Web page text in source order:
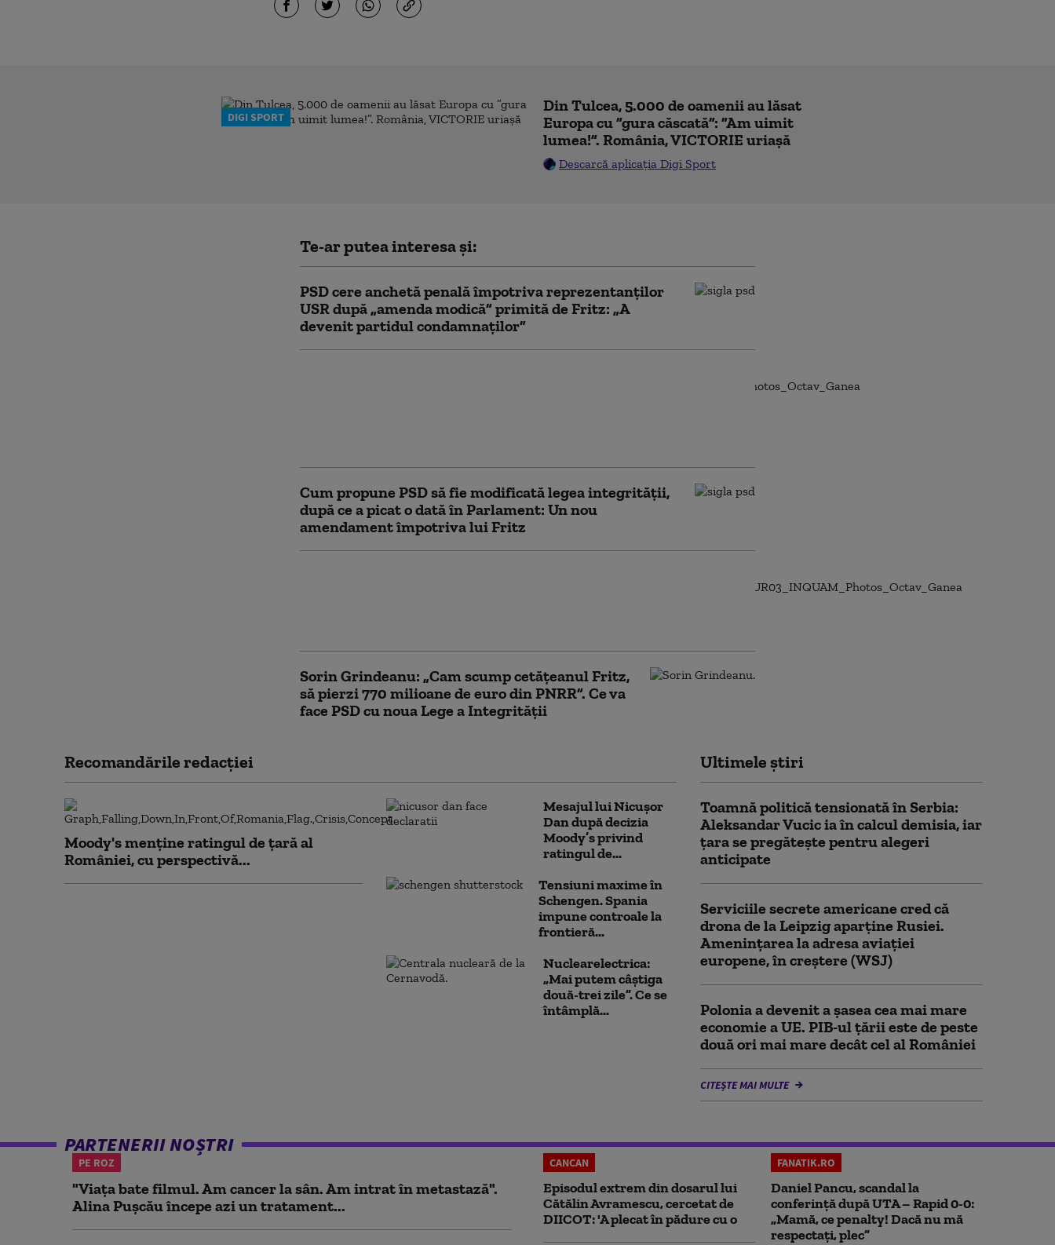
DIGI SPORT
Din Tulcea, 5.000 de oamenii au lăsat
Europa cu ”gura căscată”: ”Am uimit
lumea!”. România, VICTORIE uriașă
Descarcă aplicația Digi Sport
Te-ar putea interesa și:
PSD cere anchetă penală împotriva reprezentanților
USR după „amenda modică” primită de Fritz: „A
devenit partidul condamnaților”
Cum propune PSD să fie modificată legea integrității,
după ce a picat o dată în Parlament: Un nou
amendament împotriva lui Fritz
Sorin Grindeanu: „Cam scump cetățeanul Fritz,
să pierzi 770 milioane de euro din PNRR”. Ce va
face PSD cu noua Lege a Integrității
Recomandările redacţiei
Moody's menține ratingul de țară al
României, cu perspectivă...
Mesajul lui Nicușor
Dan după decizia
Moody’s privind
ratingul de...
Tensiuni maxime în
Schengen. Spania
impune controale la
frontieră...
Nuclearelectrica:
„Mai putem câștiga
două-trei zile”. Ce se
întâmplă...
Ultimele știri
Toamnă politică tensionată în Serbia:
Aleksandar Vucic ia în calcul demisia, iar
țara se pregătește pentru alegeri
anticipate
Serviciile secrete americane cred că
drona de la Leipzig aparține Rusiei.
Amenințarea la adresa aviației
europene, în creștere (WSJ)
Polonia a devenit a șasea cea mai mare
economie a UE. PIB-ul țării este de peste
două ori mai mare decât cel al României
CITEȘTE MAI MULTE
PARTENERII NOȘTRI
PE ROZ
"Viața bate filmul. Am cancer la sân. Am intrat în metastază".
Alina Pușcău începe azi un tratament...
CANCAN
Episodul extrem din dosarul lui
Cătălin Avramescu, cercetat de
DIICOT: 'A plecat în pădure cu o
FANATIK.RO
Daniel Pancu, scandal la
conferință după UTA – Rapid 0-0:
„Mamă, ce penalty! Dacă nu mă
respectați, plec”